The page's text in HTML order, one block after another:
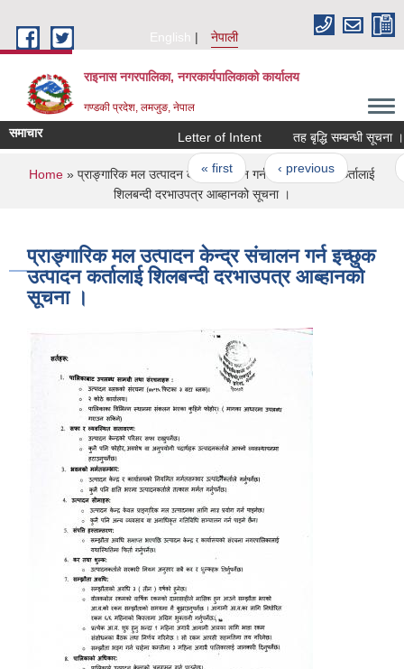
English
नेपाली
राइनास नगरपालिका, नगरकार्यपालिकाको कार्यालय
गण्डकी प्रदेश, लमजुङ, नेपाल
समाचार Letter of Intent तह बृद्धि सम्बन्धी सूचना ।
Pages
« first ‹ previous …
You are here
Home » प्राङ्गारिक मल उत्पादन केन्द्र संचालन गर्न इच्छुक उत्पादन कर्तालाई
शिलबन्दी दरभाउपत्र आब्हानको सूचना ।
प्राङ्गारिक मल उत्पादन केन्द्र संचालन गर्न इच्छुक
उत्पादन कर्तालाई शिलबन्दी दरभाउपत्र आब्हानको
सूचना ।